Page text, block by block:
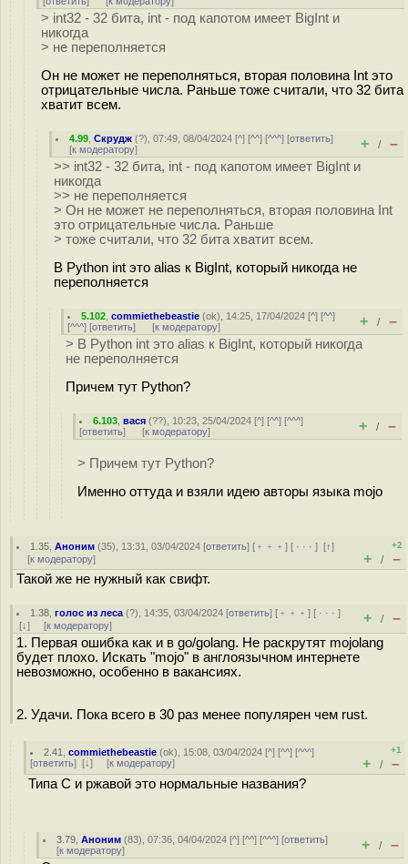
> int32 - 32 бита, int - под капотом имеет BigInt и
никогда
> не переполняется
Он не может не переполняться, вторая половина Int это
отрицательные числа. Раньше тоже считали, что 32 бита
хватит всем.
4.99 ,Скрудж (?), 07:49, 08/04/2024 [^] [^^] [^^^] [ответить]
[к модератору] + / –
>> int32 - 32 бита, int - под капотом имеет BigInt и
никогда
>> не переполняется
> Он не может не переполняться, вторая половина Int
это отрицательные числа. Раньше
> тоже считали, что 32 бита хватит всем.
В Python int это alias к BigInt, который никогда не
переполняется
5.102 ,commiethebeastie (ok), 14:25, 17/04/2024 [^] [^^]
[^^^] [ответить] [к модератору] + / –
> В Python int это alias к BigInt, который никогда
не переполняется
Причем тут Python?
6.103 ,вася (??), 10:23, 25/04/2024 [^] [^^] [^^^]
[ответить] [к модератору] + / –
> Причем тут Python?
Именно оттуда и взяли идею авторы языка mojo
1.35 ,Аноним (35), 13:31, 03/04/2024 [ответить] [ ﹢﹢﹢] [ · · ·][↑]
[к модератору]
+2
+ / –
Такой же не нужный как свифт.
1.38 ,голос из леса (?), 14:35, 03/04/2024 [ответить] [ ﹢﹢﹢] [ · · ·]
[↓] [к модератору] + / –
1. Первая ошибка как и в go/golang. Не раскрутят mojolang
будет плохо. Искать "mojo" в англоязычном интернете
невозможно, особенно в вакансиях.
2. Удачи. Пока всего в 30 раз менее популярен чем rust.
2.41 ,commiethebeastie (ok), 15:08, 03/04/2024 [^] [^^] [^^^]
[ответить] [↓] [к модератору]
+1
+ / –
Типа С и ржавой это нормальные названия?
3.79 ,Аноним (83), 07:36, 04/04/2024 [^] [^^] [^^^] [ответить]
[к модератору] + / –